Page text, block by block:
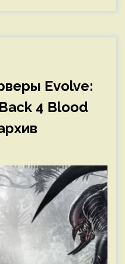
Evolve:
4 Blood